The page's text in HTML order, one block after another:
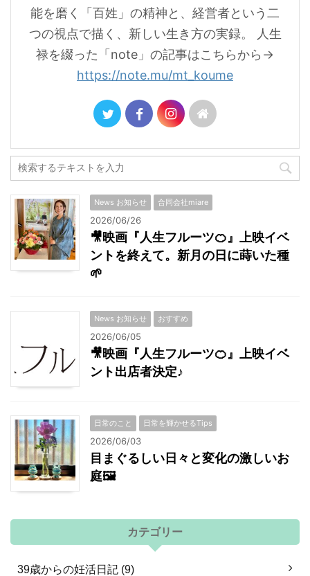
能を磨く「百姓」の精神と、経営者という二
つの視点で描く、新しい生き方の実録。 人生
禄を綴った「note」の記事はこちらから→
https://note.mu/mt_koume
News お知らせ 合同会社miare
2026/06/26
🎥映画『人生フルーツ🍊』上映イベ
ントを終えて。新月の日に蒔いた種
🌱
News お知らせ おすすめ
2026/06/05
🎥映画『人生フルーツ🍊』上映イベ
ント出店者決定♪
日常のこと 日常を輝かせるTips
2026/06/03
目まぐるしい日々と変化の激しいお
庭🖼
カテゴリー
39歳からの妊活日記 (9)